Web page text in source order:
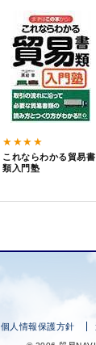
★★★★
これならわかる貿易書
類入門塾
個人情報保護方針